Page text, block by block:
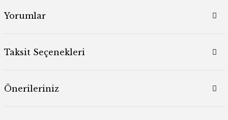
Yorumlar
Taksit Seçenekleri
Önerileriniz